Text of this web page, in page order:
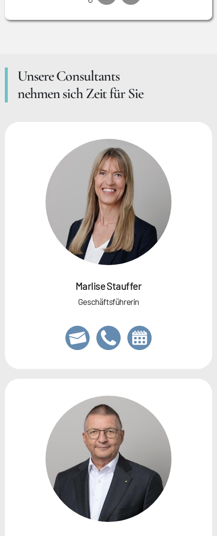
Unsere Consultants
nehmen sich Zeit für Sie
Marlise Stauffer
Geschäftsführerin